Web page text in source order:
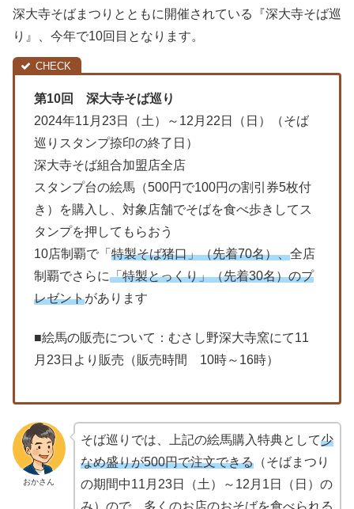
深大寺そばまつりとともに開催されている『深大寺そば巡
り』、今年で10回目となります。
第10回 深大寺そば巡り
2024年11月23日（土）～12月22日（日）（そば
巡りスタンプ捺印の終了日）
深大寺そば組合加盟店全店
スタンプ台の絵馬（500円で100円の割引券5枚付
き）を購入し、対象店舗でそばを食べ歩きしてス
タンプを押してもらおう
10店制覇で「 特製そば猪口」（先着70名）、全店
制覇でさらに「特製とっくり」（先着30名）のプ
レゼントがあります
■絵馬の販売について：むさし野深大寺窯にて11
月23日より販売（販売時間 10時～16時）
おかさん
そば巡りでは、上記の絵馬購入特典として少
なめ盛りが500円で注文できる（そばまつり
の期間中11月23日（土）～12月1日（日）の